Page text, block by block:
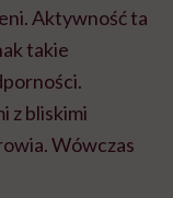
Aktywność ta
takie
z bliskimi
Wówczas